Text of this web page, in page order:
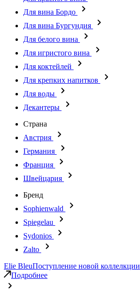
Для вина Бордо
Для вина Бургундия
Для белого вина
Для игристого вина
Для коктейлей
Для крепких напитков
Для воды
Декантеры
Страна
Австрия
Германия
Франция
Швейцария
Бренд
Sophienwald
Spiegelau
Sydonios
Zalto
Elie BleuПоступление новой коллелкции
Подробнее